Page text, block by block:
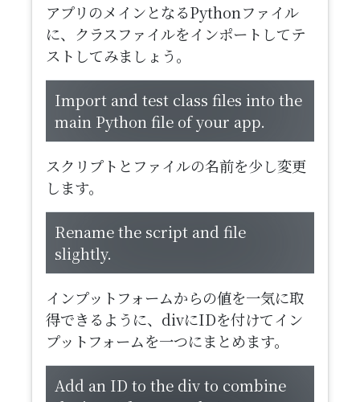
アプリのメインとなるPythonファイル
に、クラスファイルをインポートしてテ
ストしてみましょう。
Import and test class files into the
main Python file of your app.
スクリプトとファイルの名前を少し変更
します。
Rename the script and file
slightly.
インプットフォームからの値を一気に取
得できるように、divにIDを付けてイン
プットフォームを一つにまとめます。
​Add an ID to the div to combine